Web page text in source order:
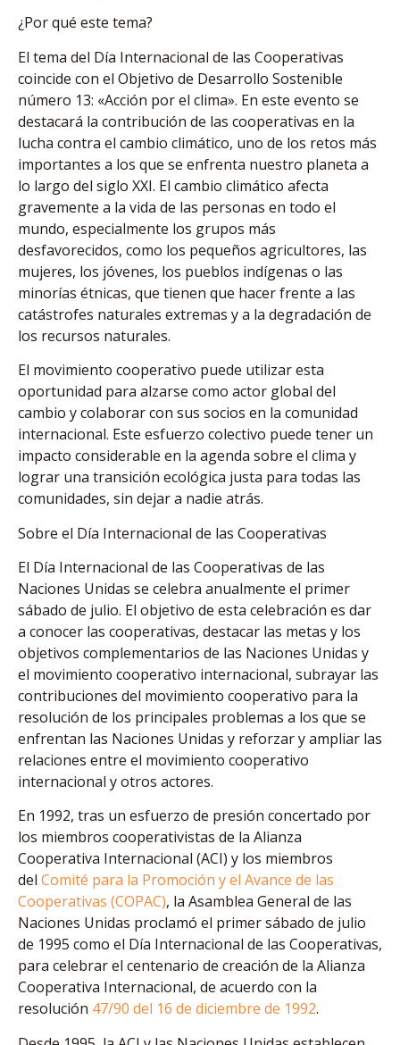
¿Por qué este tema?
El tema del Día Internacional de las Cooperativas
coincide con el Objetivo de Desarrollo Sostenible
número 13: «Acción por el clima». En este evento se
destacará la contribución de las cooperativas en la
lucha contra el cambio climático, uno de los retos más
importantes a los que se enfrenta nuestro planeta a
lo largo del siglo XXI. El cambio climático afecta
gravemente a la vida de las personas en todo el
mundo, especialmente los grupos más
desfavorecidos, como los pequeños agricultores, las
mujeres, los jóvenes, los pueblos indígenas o las
minorías étnicas, que tienen que hacer frente a las
catástrofes naturales extremas y a la degradación de
los recursos naturales.
El movimiento cooperativo puede utilizar esta
oportunidad para alzarse como actor global del
cambio y colaborar con sus socios en la comunidad
internacional. Este esfuerzo colectivo puede tener un
impacto considerable en la agenda sobre el clima y
lograr una transición ecológica justa para todas las
comunidades, sin dejar a nadie atrás.
Sobre el Día Internacional de las Cooperativas
El Día Internacional de las Cooperativas de las
Naciones Unidas se celebra anualmente el primer
sábado de julio. El objetivo de esta celebración es dar
a conocer las cooperativas, destacar las metas y los
objetivos complementarios de las Naciones Unidas y
el movimiento cooperativo internacional, subrayar las
contribuciones del movimiento cooperativo para la
resolución de los principales problemas a los que se
enfrentan las Naciones Unidas y reforzar y ampliar las
relaciones entre el movimiento cooperativo
internacional y otros actores.
En 1992, tras un esfuerzo de presión concertado por
los miembros cooperativistas de la Alianza
Cooperativa Internacional (ACI) y los miembros
del Comité para la Promoción y el Avance de las
Cooperativas (COPAC), la Asamblea General de las
Naciones Unidas proclamó el primer sábado de julio
de 1995 como el Día Internacional de las Cooperativas,
para celebrar el centenario de creación de la Alianza
Cooperativa Internacional, de acuerdo con la
resolución 47/90 del 16 de diciembre de 1992.